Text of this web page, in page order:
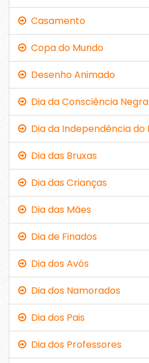
Casamento
Copa do Mundo
Desenho Animado
Dia da Consciência Negra
Dia da Independência do
Dia das Bruxas
Dia das Crianças
Dia das Mães
Dia de Finados
Dia dos Avós
Dia dos Namorados
Dia dos Pais
Dia dos Professores